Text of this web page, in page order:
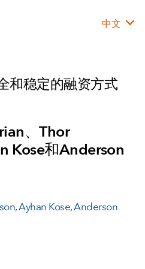
中文
和稳定的融资方式
、Thor
Kose和Anderson
,Ayhan Kose,Anderson